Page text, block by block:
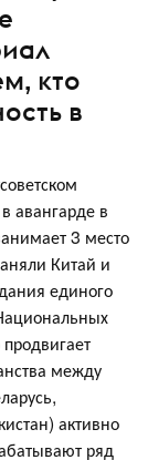
кто
в
авангарде в
3 место
Китай и
единого
между
активно
ряд